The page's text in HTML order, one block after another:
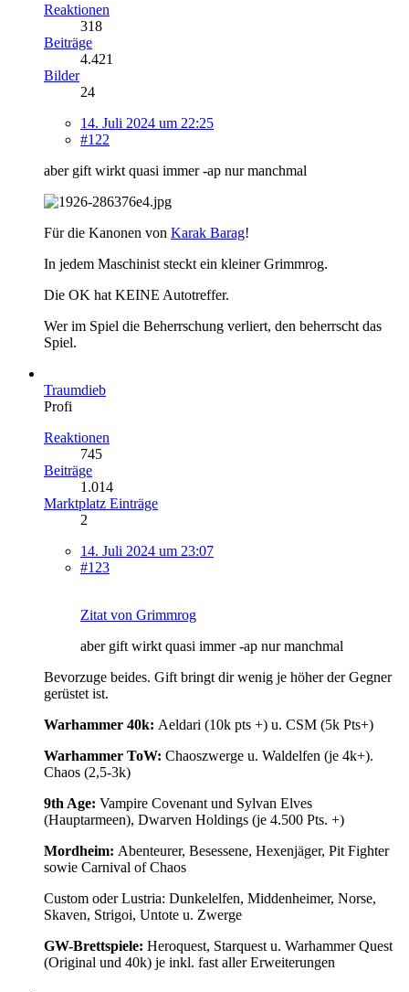
Reaktionen
318
Beiträge
4.421
Bilder
24
14. Juli 2024 um 22:25
#122
aber gift wirkt quasi immer -ap nur manchmal
Für die Kanonen von Karak Barag!
In jedem Maschinist steckt ein kleiner Grimmrog.
Die OK hat KEINE Autotreffer.
Wer im Spiel die Beherrschung verliert, den beherrscht das
Spiel.
Traumdieb
Profi
Reaktionen
745
Beiträge
1.014
Marktplatz Einträge
2
14. Juli 2024 um 23:07
#123
Zitat von Grimmrog
aber gift wirkt quasi immer -ap nur manchmal
Bevorzuge beides. Gift bringt dir wenig je höher der Gegner
gerüstet ist.
Warhammer 40k: Aeldari (10k pts +) u. CSM (5k Pts+)
Warhammer ToW: Chaoszwerge u. Waldelfen (je 4k+).
Chaos (2,5-3k)
9th Age: Vampire Covenant und Sylvan Elves
(Hauptarmeen), Dwarven Holdings (je 4.500 Pts. +)
Mordheim: Abenteurer, Besessene, Hexenjäger, Pit Fighter
sowie Carnival of Chaos
Custom oder Lustria: Dunkelelfen, Middenheimer, Norse,
Skaven, Strigoi, Untote u. Zwerge
GW-Brettspiele: Heroquest, Starquest u. Warhammer Quest
(Original und 40k) je inkl. fast aller Erweiterungen